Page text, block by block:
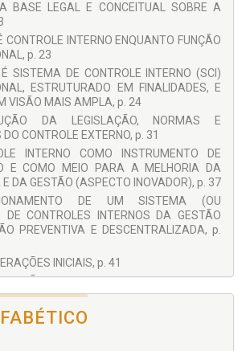
BASE LEGAL E CONCEITUAL SOBRE A
CONTROLE INTERNO ENQUANTO FUNÇÃO
p. 23
SISTEMA DE CONTROLE INTERNO (SCI)
ESTRUTURADO EM FINALIDADES, E
VISÃO MAIS AMPLA, p. 24
DA LEGISLAÇÃO, NORMAS E
CONTROLE EXTERNO, p. 31
INTERNO COMO INSTRUMENTO DE
E COMO MEIO PARA A MELHORIA DA
E DA GESTÃO (ASPECTO INOVADOR), p. 37
DE UM SISTEMA (OU
DE CONTROLES INTERNOS DA GESTÃO
PREVENTIVA E DESCENTRALIZADA, p.
INICIAIS, p. 41
DO CONTROLE INTERNO COM A
E INSTITUCIONALIZAÇÃO DO
SUBSISTEMA) DE CONTROLES
GESTÃO, p. 45